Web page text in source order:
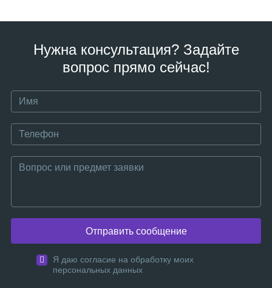
Нужна консультация? Задайте
вопрос прямо сейчас!
Отправить сообщение
Я даю согласие на обработку моих
персональных данных